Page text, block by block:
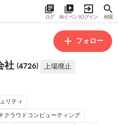
ログ IRイベントログイン 検索
フォロー
社 (4726) 上場廃止
リティ
クラウドコンピューティング